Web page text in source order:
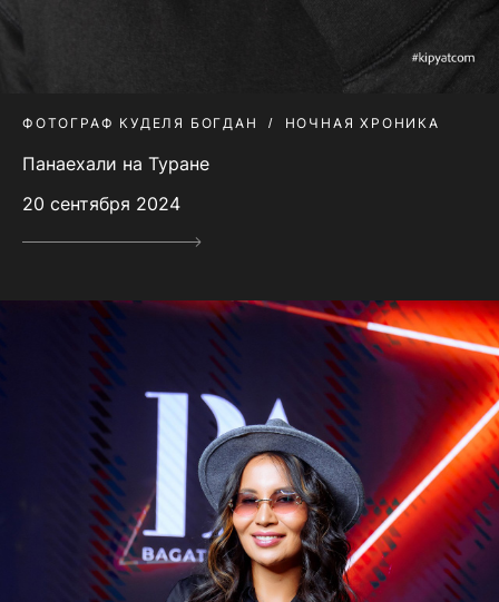
ФОТОГРАФ КУДЕЛЯ БОГДАН НОЧНАЯ ХРОНИКА
Панаехали на Туране
20 сентября 2024